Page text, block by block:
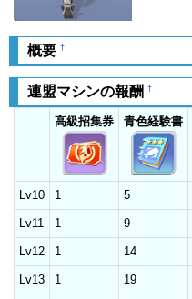
概要 †
連盟マシンの報酬 †
高級招集券 青色経験書
Lv10 1 5
Lv11 1 9
Lv12 1 14
Lv13 1 19